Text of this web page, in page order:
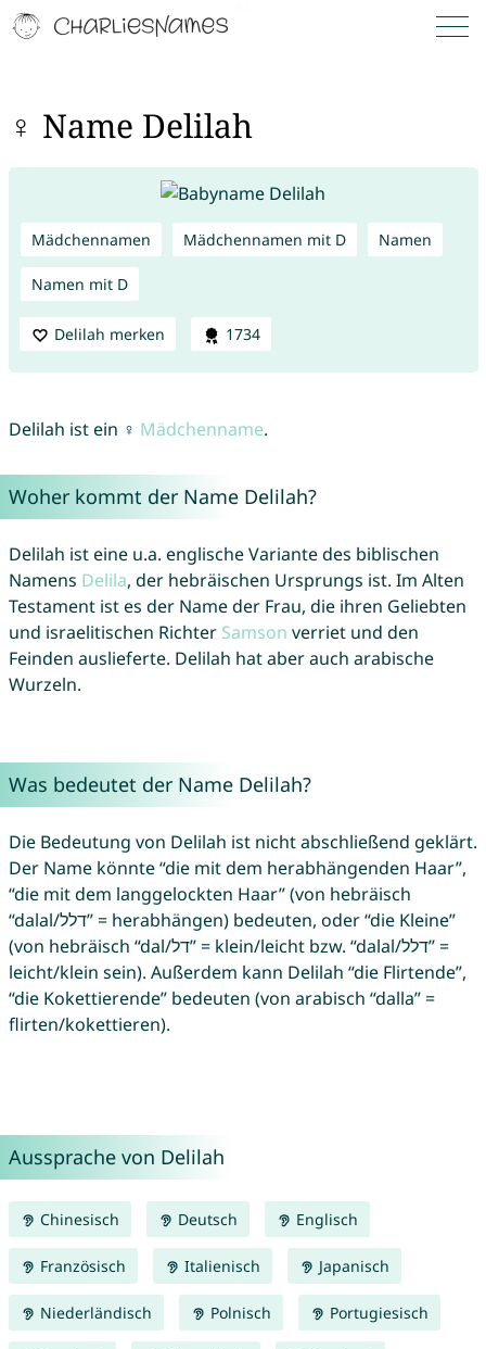
♀ Name Delilah
Mädchennamen Mädchennamen mit D Namen
Namen mit D
Delilah merken 1734
Delilah ist ein ♀ Mädchenname.
Woher kommt der Name Delilah?
Delilah ist eine u.a. englische Variante des biblischen
Namens Delila, der hebräischen Ursprungs ist. Im Alten
Testament ist es der Name der Frau, die ihren Geliebten
und israelitischen Richter Samson verriet und den
Feinden auslieferte. Delilah hat aber auch arabische
Wurzeln.
Was bedeutet der Name Delilah?
Die Bedeutung von Delilah ist nicht abschließend geklärt.
Der Name könnte “die mit dem herabhängenden Haar”,
“die mit dem langgelockten Haar” (von hebräisch
“dalal/דלל” = herabhängen) bedeuten, oder “die Kleine”
(von hebräisch “dal/דל” = klein/leicht bzw. “dalal/דלל” =
leicht/klein sein). Außerdem kann Delilah “die Flirtende”,
“die Kokettierende” bedeuten (von arabisch “dalla” =
flirten/kokettieren).
Aussprache von Delilah
Chinesisch Deutsch Englisch
Französisch Italienisch Japanisch
Niederländisch Polnisch Portugiesisch